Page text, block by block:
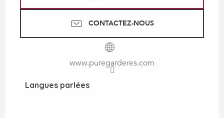
CONTACTEZ-NOUS
www.puregarderes.com
Langues parlées
Langues parlées